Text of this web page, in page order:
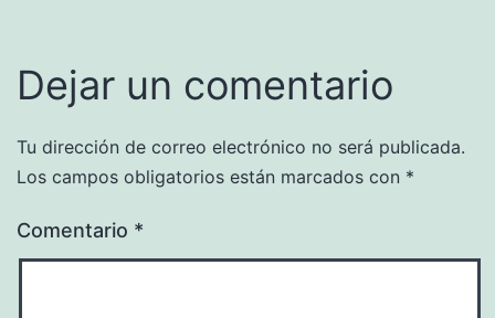
Dejar un comentario
Tu dirección de correo electrónico no será publicada.
Los campos obligatorios están marcados con *
Comentario *